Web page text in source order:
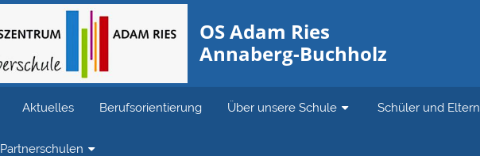
OS Adam Ries
Annaberg-Buchholz
Aktuelles Berufsorientierung Über unsere Schule Schüler und Eltern
Partnerschulen